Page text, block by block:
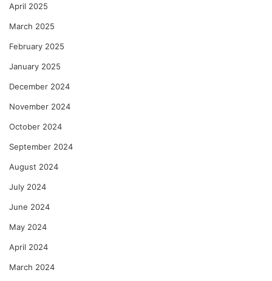
April 2025
March 2025
February 2025
January 2025
December 2024
November 2024
October 2024
September 2024
August 2024
July 2024
June 2024
May 2024
April 2024
March 2024